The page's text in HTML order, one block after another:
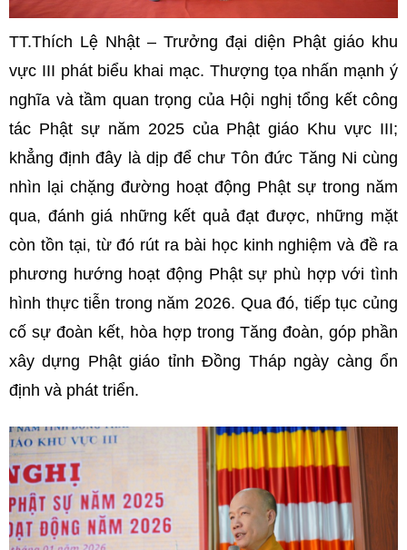
TT.Thích Lệ Nhật – Trưởng đại diện Phật giáo khu
vực III phát biểu khai mạc. Thượng tọa nhấn mạnh ý
nghĩa và tầm quan trọng của Hội nghị tổng kết công
tác Phật sự năm 2025 của Phật giáo Khu vực III;
khẳng định đây là dịp để chư Tôn đức Tăng Ni cùng
nhìn lại chặng đường hoạt động Phật sự trong năm
qua, đánh giá những kết quả đạt được, những mặt
còn tồn tại, từ đó rút ra bài học kinh nghiệm và đề ra
phương hướng hoạt động Phật sự phù hợp với tình
hình thực tiễn trong năm 2026. Qua đó, tiếp tục củng
cố sự đoàn kết, hòa hợp trong Tăng đoàn, góp phần
xây dựng Phật giáo tỉnh Đồng Tháp ngày càng ổn
định và phát triển.